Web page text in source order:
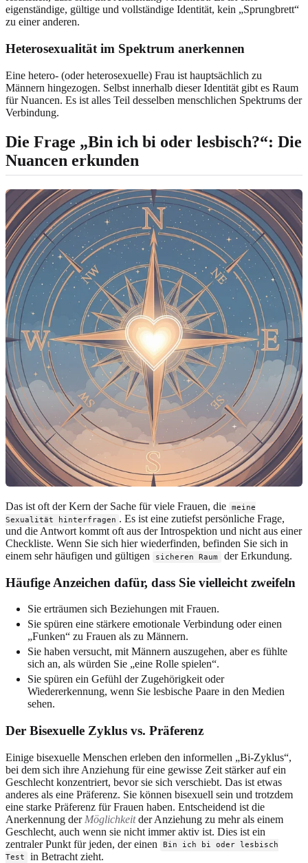
eigenständige, gültige und vollständige Identität, kein „Sprungbrett“
zu einer anderen.
Heterosexualität im Spektrum anerkennen
Eine hetero- (oder heterosexuelle) Frau ist hauptsächlich zu
Männern hingezogen. Selbst innerhalb dieser Identität gibt es Raum
für Nuancen. Es ist alles Teil desselben menschlichen Spektrums der
Verbindung.
Die Frage „Bin ich bi oder lesbisch?“: Die
Nuancen erkunden
Das ist oft der Kern der Sache für viele Frauen, die
meine
Sexualität hinterfragen . Es ist eine zutiefst persönliche Frage,
und die Antwort kommt oft aus der Introspektion und nicht aus einer
Checkliste. Wenn Sie sich hier wiederfinden, befinden Sie sich in
einem sehr häufigen und gültigen
sicheren Raum der Erkundung.
Häufige Anzeichen dafür, dass Sie vielleicht zweifeln
Sie erträumen sich Beziehungen mit Frauen.
Sie spüren eine stärkere emotionale Verbindung oder einen
„Funken“ zu Frauen als zu Männern.
Sie haben versucht, mit Männern auszugehen, aber es fühlte
sich an, als würden Sie „eine Rolle spielen“.
Sie spüren ein Gefühl der Zugehörigkeit oder
Wiedererkennung, wenn Sie lesbische Paare in den Medien
sehen.
Der Bisexuelle Zyklus vs. Präferenz
Einige bisexuelle Menschen erleben den informellen „Bi-Zyklus“,
bei dem sich ihre Anziehung für eine gewisse Zeit stärker auf ein
Geschlecht konzentriert, bevor sie sich verschiebt. Das ist etwas
anderes als eine Präferenz. Sie können bisexuell sein und trotzdem
eine starke Präferenz für Frauen haben. Entscheidend ist die
Anerkennung der Möglichkeitder Anziehung zu mehr als einem
Geschlecht, auch wenn sie nicht immer aktiv ist. Dies ist ein
zentraler Punkt für jeden, der einen
Bin ich bi oder lesbisch
Test
in Betracht zieht.